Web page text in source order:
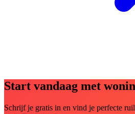
Start vandaag met
Schrijf je gratis in en vind je perfecte